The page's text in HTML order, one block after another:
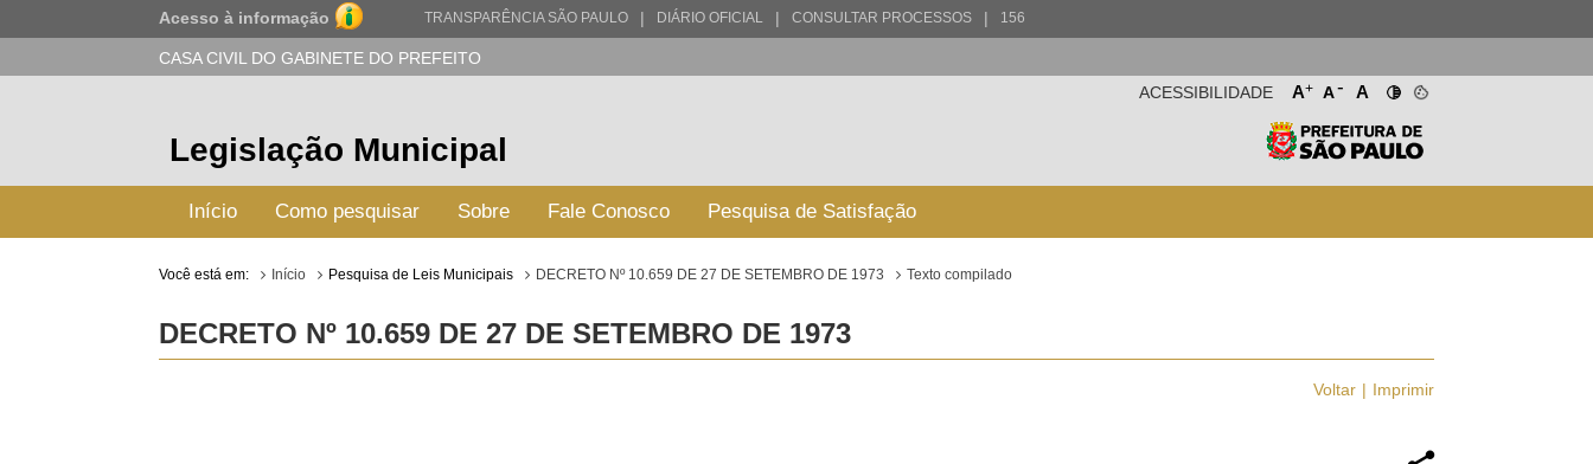
Acesso à informação TRANSPARÊNCIA SÃO PAULO | DIÁRIO OFICIAL | CONSULTAR PROCESSOS | 156
CASA CIVIL DO GABINETE DO PREFEITO
A+ A- A
ACESSIBILIDADE
Legislação Municipal
Início Como pesquisar Sobre Fale Conosco Pesquisa de Satisfação
Você está em: Início Pesquisa de Leis Municipais DECRETO Nº 10.659 DE 27 DE SETEMBRO DE 1973 Texto compilado
DECRETO Nº 10.659 DE 27 DE SETEMBRO DE 1973
Voltar Imprimir